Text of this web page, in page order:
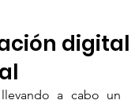
digital
a cabo un